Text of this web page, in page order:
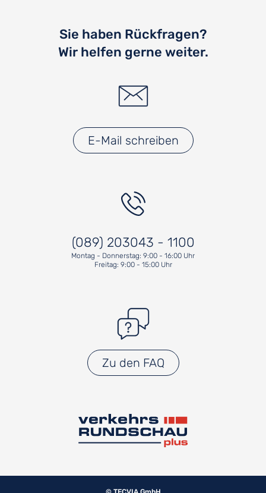
Sie haben Rückfragen?
Wir helfen gerne weiter.
E-Mail schreiben
(089) 203043 - 1100
Montag - Donnerstag: 9:00 - 16:00 Uhr
Freitag: 9:00 - 15:00 Uhr
Zu den FAQ